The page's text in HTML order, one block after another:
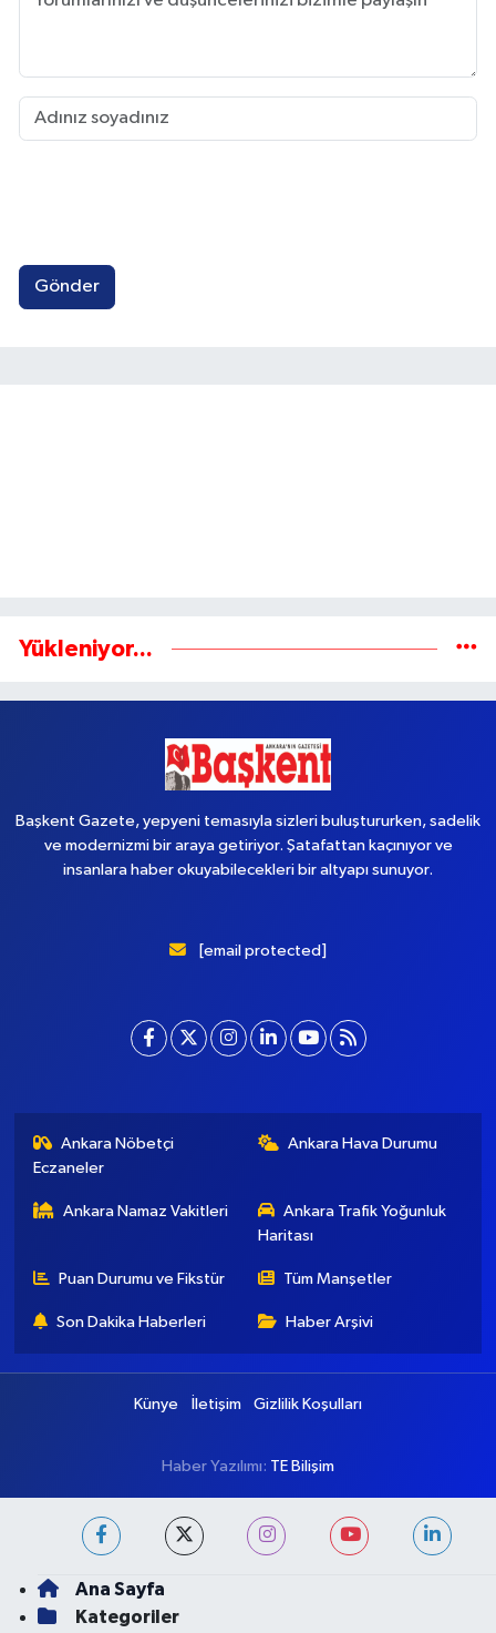
Gönder
Yükleniyor...
Başkent Gazete, yepyeni temasıyla sizleri buluştururken, sadelik
ve modernizmi bir araya getiriyor. Şatafattan kaçınıyor ve
insanlara haber okuyabilecekleri bir altyapı sunuyor.
[email protected]
Ankara Nöbetçi
Eczaneler
Ankara Hava Durumu
Ankara Namaz Vakitleri
Ankara Trafik Yoğunluk
Haritası
Puan Durumu ve Fikstür Tüm Manşetler
Son Dakika Haberleri Haber Arşivi
Künye İletişim Gizlilik Koşulları
Haber Yazılımı: TE Bilişim
Ana Sayfa
Kategoriler